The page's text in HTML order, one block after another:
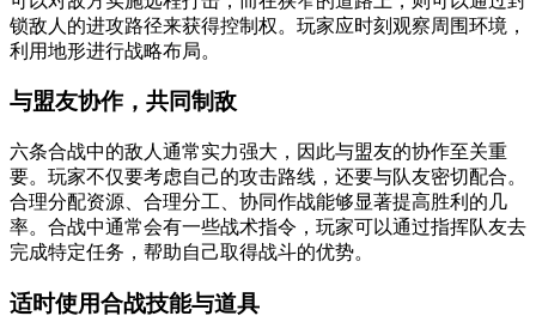
锁敌人的进攻路径来获得控制权。玩家应时刻观察周围环境，
利用地形进行战略布局。
与盟友协作，共同制敌
六条合战中的敌人通常实力强大，因此与盟友的协作至关重
要。玩家不仅要考虑自己的攻击路线，还要与队友密切配合。
合理分配资源、合理分工、协同作战能够显著提高胜利的几
率。合战中通常会有一些战术指令，玩家可以通过指挥队友去
完成特定任务，帮助自己取得战斗的优势。
适时使用合战技能与道具